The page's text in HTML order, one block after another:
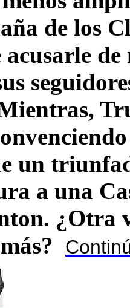
de los
un
a una
¿Otra